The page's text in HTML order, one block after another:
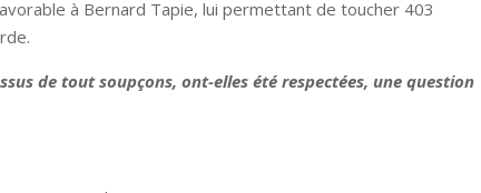
à Bernard Tapie, lui permettant de toucher 403
de tout soupçons, ont-elles été respectées, une question